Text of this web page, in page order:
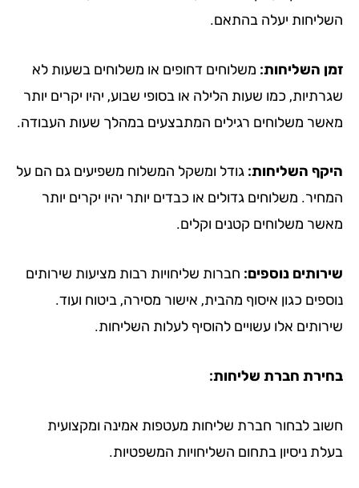
יעלה בהתאם.
השליחות:משלוחים דחופים או משלוחים בשעות לא
כמו שעות הלילה או בסופי שבוע, יהיו יקרים יותר
משלוחים רגילים המתבצעים במהלך שעות העבודה.
השליחות:גודל ומשקל המשלוח משפיעים גם הם על
משלוחים גדולים או כבדים יותר יהיו יקרים יותר
משלוחים קטנים וקלים.
נוספים:חברות שליחויות רבות מציעות שירותים
כגון איסוף מהבית, אישור מסירה, ביטוח ועוד.
אלו עשויים להוסיף לעלות השליחות.
חברת שליחות:
לבחור חברת שליחות מעטפות אמינה ומקצועית
ניסיון בתחום השליחויות המשפטיות.